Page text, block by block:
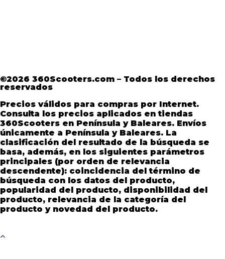
©2026 360Scooters.com – Todos los derechos
reservados
Precios válidos para compras por Internet.
Consulta los precios aplicados en tiendas
360Scooters en Península y Baleares. Envíos
únicamente a Península y Baleares. La
clasificación del resultado de la búsqueda se
basa, además, en los siguientes parámetros
principales (por orden de relevancia
descendente): coincidencia del término de
búsqueda con los datos del producto,
popularidad del producto, disponibilidad del
producto, relevancia de la categoría del
producto y novedad del producto.